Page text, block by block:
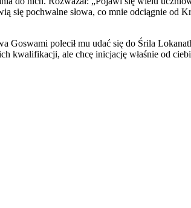
się pochwalne słowa, co mnie odciągnie
Goswami polecił mu udać się do Śrila
kwalifikacji, ale chcę inicjację właśnie od